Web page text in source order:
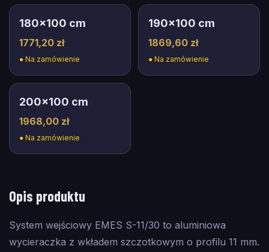
180×100 cm
1771,20 zł
● Na zamówienie
190×100 cm
1869,60 zł
● Na zamówienie
200×100 cm
1968,00 zł
● Na zamówienie
Opis produktu
System wejściowy EMES S-11/30 to aluminiowa
wycieraczka z wkładem szczotkowym o profilu 11 mm.